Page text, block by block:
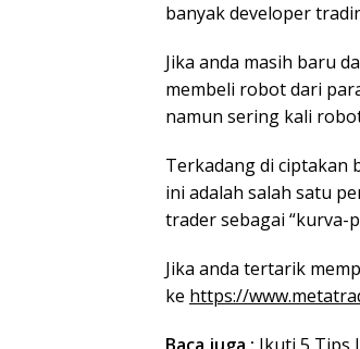
banyak developer
Jika anda masih baru
membeli robot dari
namun sering kali
Terkadang di ciptakan
ini adalah salah satu
trader sebagai “kurva-
Jika anda tertarik
ke https://